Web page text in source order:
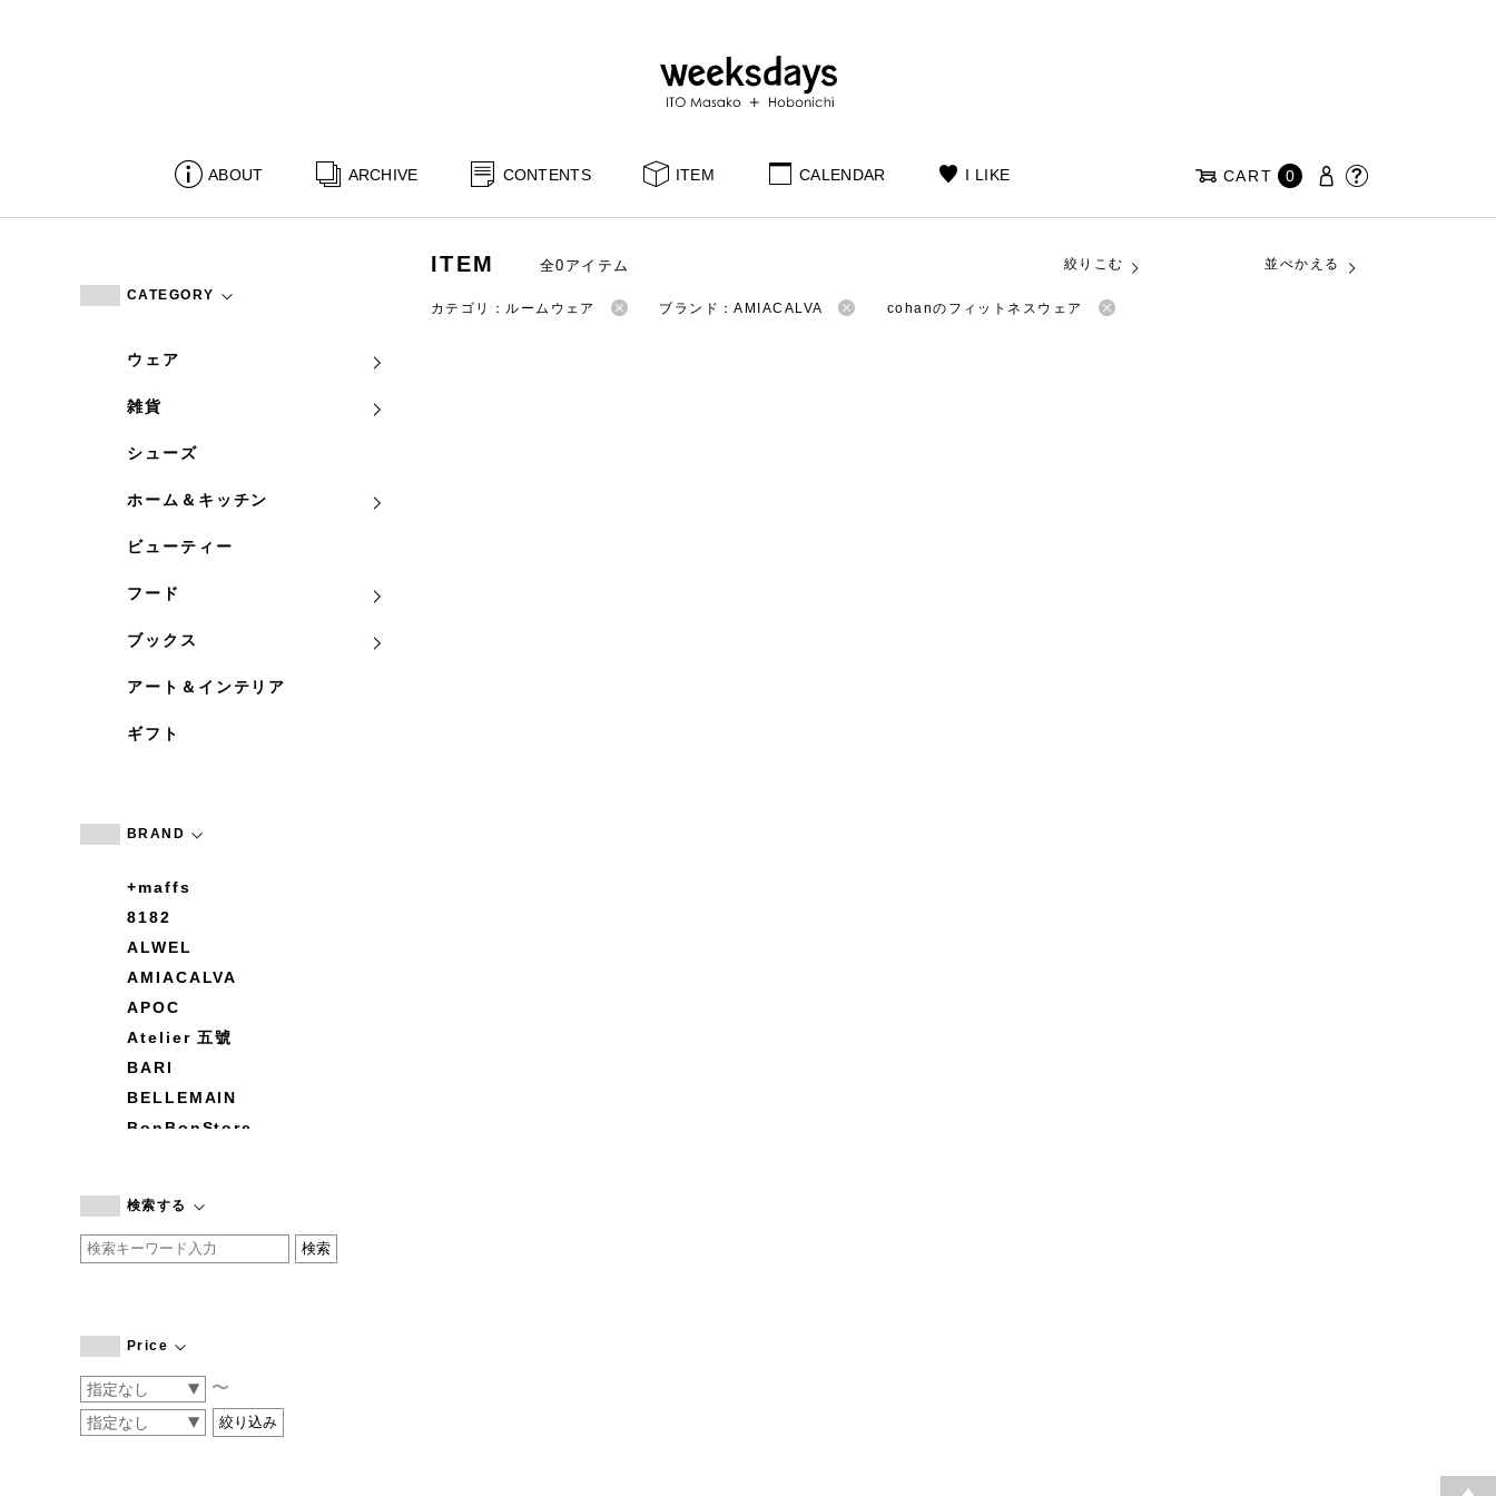
ABOUT ARCHIVE CONTENTS ITEM CALENDAR I LIKE CART 0
CATEGORY
ウェア
雑貨
シューズ
ホーム＆キッチン
ビューティー
フード
ブックス
アート＆インテリア
ギフト
BRAND
+maffs
8182
ALWEL
AMIACALVA
APOC
Atelier 五號
BARI
BELLEMAIN
BonBonStore
by basics
CATWORTH
COGTHEBIGSMOKE
CONVERSE
DEAN & DELUCA
検索する
Price
〜
ITEM 全0アイテム 絞りこむ 並べかえる
カテゴリ：ルームウェア ブランド：AMIACALVA cohanのフィットネスウェア